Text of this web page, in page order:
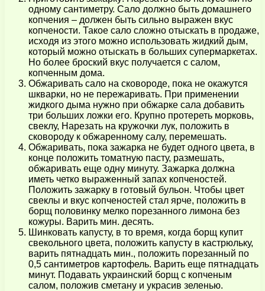
одному сантиметру. Сало должно быть домашнего
копчения – должен быть сильно выражен вкус
копчености. Такое сало сложно отыскать в продаже,
исходя из этого можно использовать жидкий дым,
который можно отыскать в больших супермаркетах.
Но более броский вкус получается с салом,
копченным дома.
Обжаривать сало на сковороде, пока не окажутся
шкварки, но не пережаривать. При применении
жидкого дыма нужно при обжарке сала добавить
три больших ложки его. Крупно протереть морковь,
свеклу, Нарезать на кружочки лук, положить в
сковороду к обжаренному салу, перемешать.
Обжаривать, пока зажарка не будет одного цвета, в
конце положить томатную пасту, размешать,
обжаривать еще одну минуту. Зажарка должна
иметь четко выраженный запах копченостей.
Положить зажарку в готовый бульон. Чтобы цвет
свеклы и вкус копченостей стал ярче, положить в
борщ половинку мелко порезанного лимона без
кожуры. Варить мин. десять.
Шинковать капусту, в то время, когда борщ купит
свекольного цвета, положить капусту в кастрюльку,
варить пятнадцать мин., положить порезанный по
0,5 сантиметров картофель. Варить еще пятнадцать
минут. Подавать украинский борщ с копченым
салом, положив сметану и украсив зеленью.